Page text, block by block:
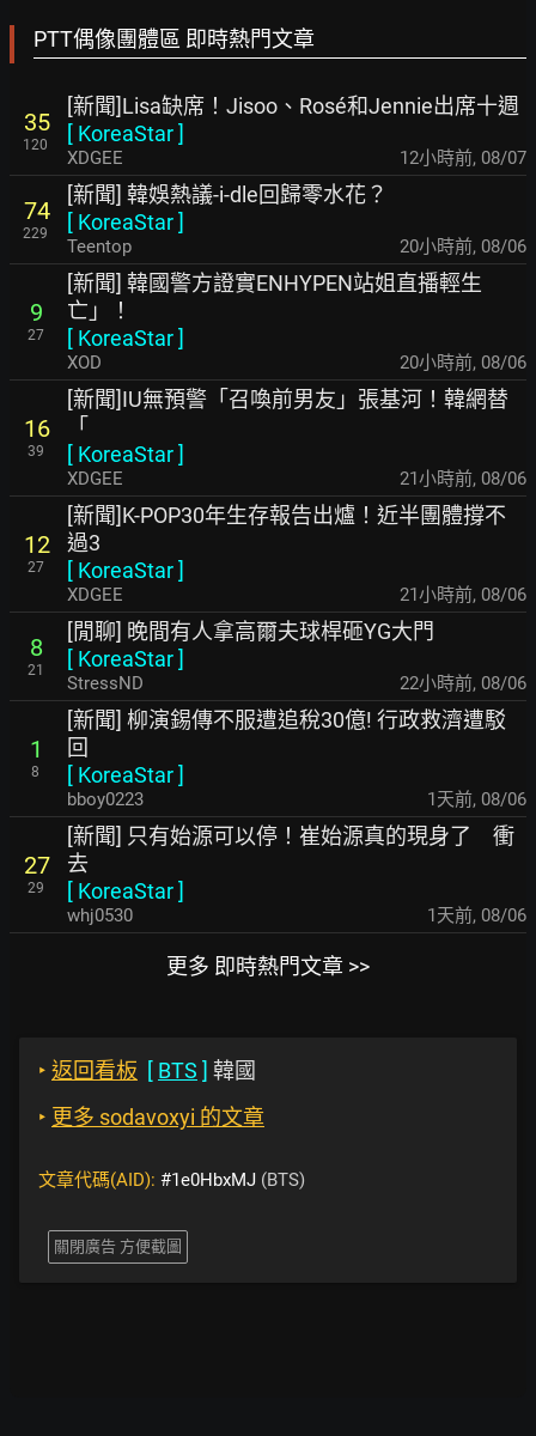
PTT偶像團體區 即時熱門文章
35
120
[新聞]Lisa缺席！Jisoo、Rosé和Jennie出席十週
[ KoreaStar]
XDGEE 12小時前, 08/07
74
229
[新聞] 韓娛熱議-i-dle回歸零水花？
[ KoreaStar]
Teentop 20小時前, 08/06
9
27
[新聞] 韓國警方證實ENHYPEN站姐直播輕生
亡」！
[ KoreaStar]
XOD 20小時前, 08/06
16
39
[新聞]IU無預警「召喚前男友」張基河！韓網替
「
[ KoreaStar]
XDGEE 21小時前, 08/06
12
27
[新聞]K-POP30年生存報告出爐！近半團體撐不
過3
[ KoreaStar]
XDGEE 21小時前, 08/06
8
21
[閒聊] 晚間有人拿高爾夫球桿砸YG大門
[ KoreaStar]
StressND 22小時前, 08/06
1
8
[新聞] 柳演錫傳不服遭追稅30億! 行政救濟遭駁
回
[ KoreaStar]
bboy0223 1天前, 08/06
27
29
[新聞] 只有始源可以停！崔始源真的現身了 衝
去
[ KoreaStar]
whj0530 1天前, 08/06
更多 即時熱門文章 >>
‣ 返回看板 [ BTS ] 韓國
‣ 更多 sodavoxyi 的文章
文章代碼(AID): #1e0HbxMJ (BTS)
關閉廣告 方便截圖